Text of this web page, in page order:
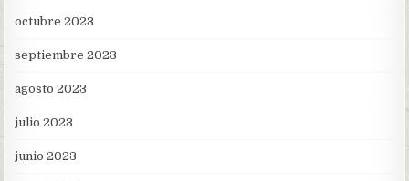
octubre 2023
septiembre 2023
agosto 2023
julio 2023
junio 2023